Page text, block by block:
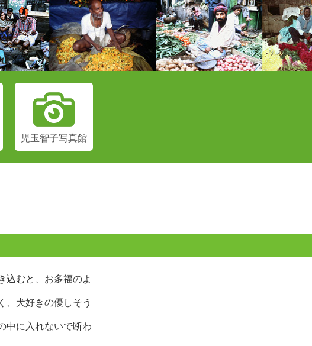
児玉智子写真館
込むと、お多福のよ
、犬好きの優しそう
中に入れないで断わ